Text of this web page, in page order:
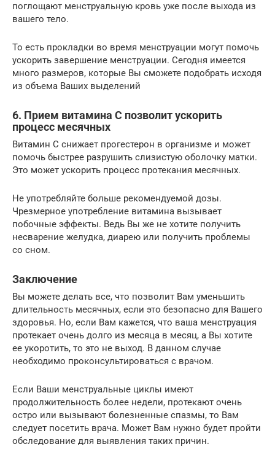
поглощают менструальную кровь уже после выхода из
вашего тело.
То есть прокладки во время менструации могут помочь
ускорить завершение менструации. Сегодня имеется
много размеров, которые Вы сможете подобрать исходя
из объема Ваших выделений
6. Прием витамина С позволит ускорить
процесс месячных
Витамин С снижает прогестерон в организме и может
помочь быстрее разрушить слизистую оболочку матки.
Это может ускорить процесс протекания месячных.
Не употребляйте больше рекомендуемой дозы.
Чрезмерное употребление витамина вызывает
побочные эффекты. Ведь Вы же не хотите получить
несварение желудка, диарею или получить проблемы
со сном.
Заключение
Вы можете делать все, что позволит Вам уменьшить
длительность месячных, если это безопасно для Вашего
здоровья. Но, если Вам кажется, что ваша менструация
протекает очень долго из месяца в месяц, а Вы хотите
ее укоротить, то это не выход. В данном случае
необходимо проконсультироваться с врачом.
Если Ваши менструальные циклы имеют
продолжительность более недели, протекают очень
остро или вызывают болезненные спазмы, то Вам
следует посетить врача. Может Вам нужно будет пройти
обследование для выявления таких причин.